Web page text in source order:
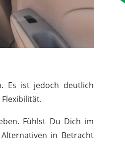
Es ist jedoch deutlich
Fühlst Du Dich im
in Betracht